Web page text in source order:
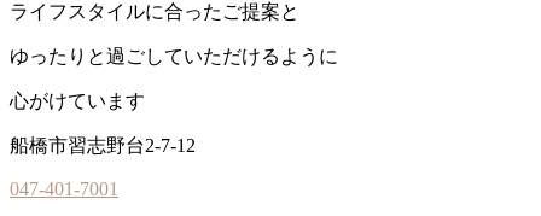
ライフスタイルに合ったご提案と
ゆったりと過ごしていただけるように
心がけています
船橋市習志野台2-7-12
047-401-7001